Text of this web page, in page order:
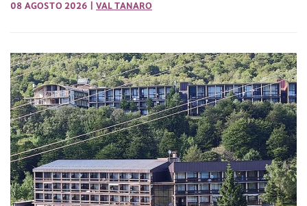
08 AGOSTO 2026 VAL TANARO